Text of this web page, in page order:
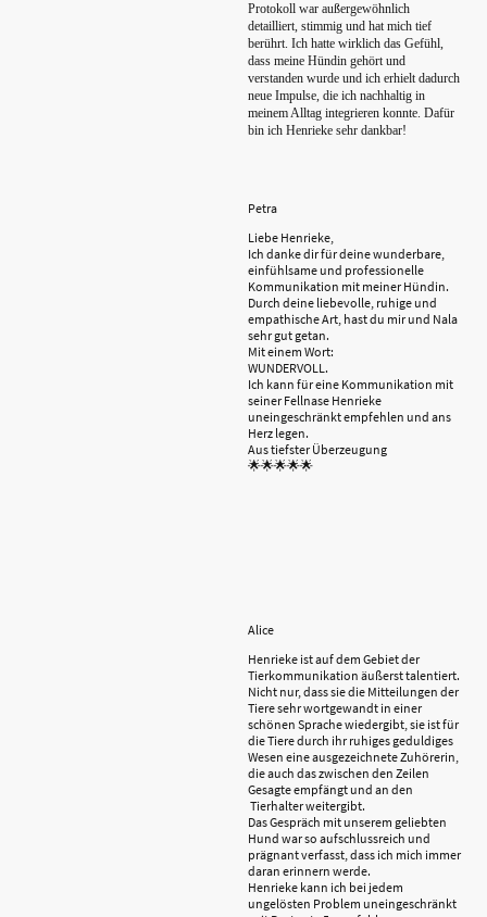
Protokoll war außergewöhnlich
detailliert, stimmig und hat mich tief
berührt. Ich hatte wirklich das Gefühl,
dass meine Hündin gehört und
verstanden wurde und ich erhielt dadurch
neue Impulse, die ich nachhaltig in
meinem Alltag integrieren konnte. Dafür
bin ich Henrieke sehr dankbar!
Petra
Liebe Henrieke,
Ich danke dir für deine wunderbare,
einfühlsame und professionelle
Kommunikation mit meiner Hündin.
Durch deine liebevolle, ruhige und
empathische Art, hast du mir und Nala
sehr gut getan.
Mit einem Wort:
WUNDERVOLL.
Ich kann für eine Kommunikation mit
seiner Fellnase Henrieke
uneingeschränkt empfehlen und ans
Herz legen.
Aus tiefster Überzeugung
🌟🌟🌟🌟🌟
Alice
Henrieke ist auf dem Gebiet der
Tierkommunikation äußerst talentiert.
Nicht nur, dass sie die Mitteilungen der
Tiere sehr wortgewandt in einer
schönen Sprache wiedergibt, sie ist für
die Tiere durch ihr ruhiges geduldiges
Wesen eine ausgezeichnete Zuhörerin,
die auch das zwischen den Zeilen
Gesagte empfängt und an den
Tierhalter weitergibt.
Das Gespräch mit unserem geliebten
Hund war so aufschlussreich und
prägnant verfasst, dass ich mich immer
daran erinnern werde.
Henrieke kann ich bei jedem
ungelösten Problem uneingeschränkt